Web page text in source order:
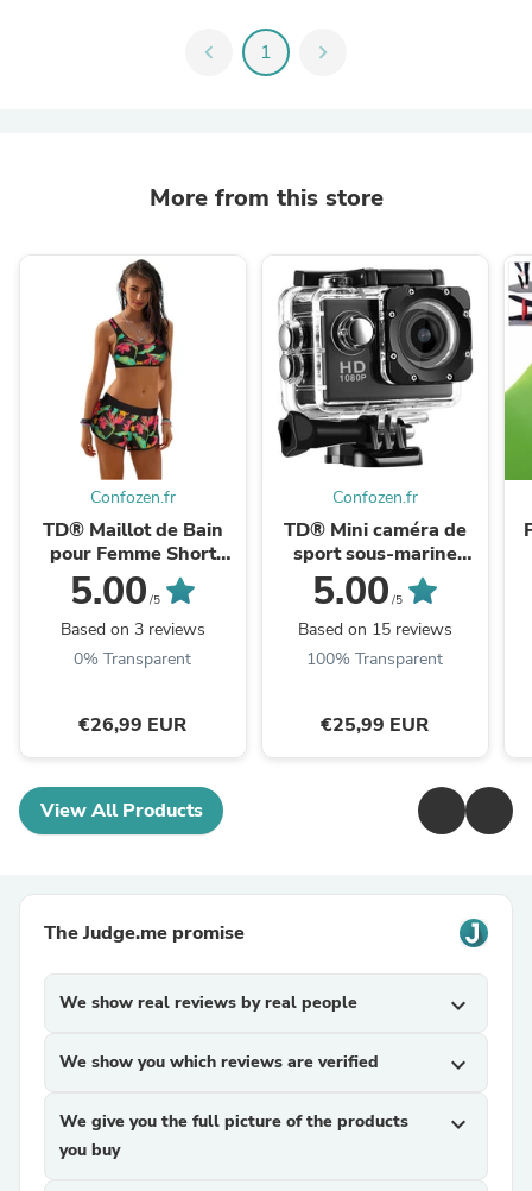
chevron_left 1 chevron_right
More from this store
Confozen.fr
TD® Maillot de Bain
pour Femme Short
Caleçon Bikini Sèche
Rapide Imprimé Floral
Plage Sport Natation ...
5.00 /5
Based on 3 reviews
0% Transparent
€26,99 EUR
Confozen.fr
TD® Mini caméra de
sport sous-marine
sports de plein air
plongée à dégagement
rapide montée sur ...
5.00 /5
Based on 15 reviews
100% Transparent
€25,99 EUR
View All Products
The Judge.me promise
We show real reviews by real people expand_more
We show you which reviews are verified expand_more
We give you the full picture of the products
you buy
expand_more